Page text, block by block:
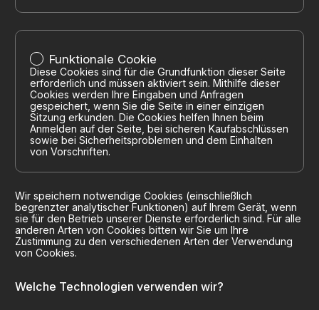
Funktionale Cookie
Diese Cookies sind für die Grundfunktion dieser Seite
erforderlich und müssen aktiviert sein. Mithilfe dieser
Cookies werden Ihre Eingaben und Anfragen
gespeichert, wenn Sie die Seite in einer einzigen
Sitzung erkunden. Die Cookies helfen Ihnen beim
Anmelden auf der Seite, bei sicheren Kaufabschlüssen
sowie bei Sicherheitsproblemen und dem Einhalten
von Vorschriften.
Wir speichern notwendige Cookies (einschließlich
begrenzter analytischer Funktionen) auf Ihrem Gerät, wenn
sie für den Betrieb unserer Dienste erforderlich sind. Für alle
anderen Arten von Cookies bitten wir Sie um Ihre
Zustimmung zu den verschiedenen Arten der Verwendung
von Cookies.
Welche Technologien verwenden wir?